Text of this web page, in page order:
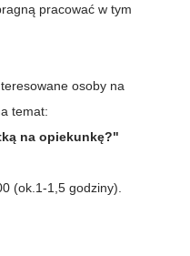
pracować w tym
osoby na
temat:
na opiekunkę?"
(ok.1-1,5 godziny).